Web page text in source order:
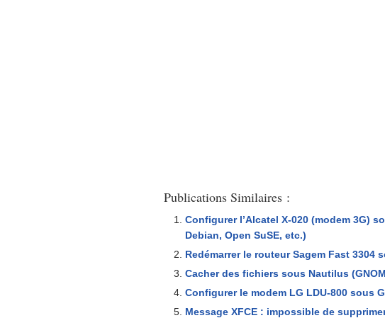
Publications Similaires :
Configurer l’Alcatel X-020 (modem 3G)
Debian, Open SuSE, etc.)
Redémarrer le routeur Sagem Fast
Cacher des fichiers sous Nautilus
Configurer le modem LG LDU-800 sous
Message XFCE : impossible de